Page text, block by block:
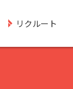
リクルート